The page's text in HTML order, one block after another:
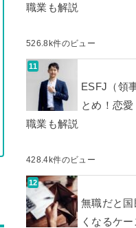
職業も解説
526.8k件のビュー
ESFJ（領
とめ！恋
職業も解説
428.4k件のビュー
無職だと
くなるケ